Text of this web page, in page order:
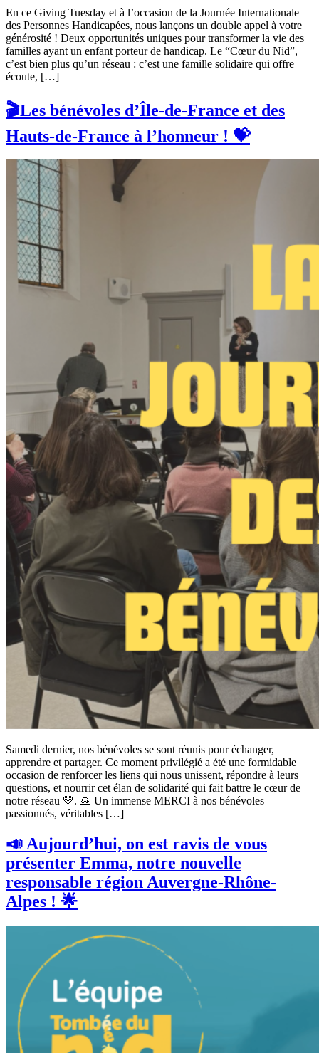
En ce Giving Tuesday et à l’occasion de la Journée Internationale
des Personnes Handicapées, nous lançons un double appel à votre
générosité ! Deux opportunités uniques pour transformer la vie des
familles ayant un enfant porteur de handicap. Le “Cœur du Nid”,
c’est bien plus qu’un réseau : c’est une famille solidaire qui offre
écoute, […]
🎬Les bénévoles d’Île-de-France et des
Hauts-de-France à l’honneur ! 💝
Samedi dernier, nos bénévoles se sont réunis pour échanger,
apprendre et partager. Ce moment privilégié a été une formidable
occasion de renforcer les liens qui nous unissent, répondre à leurs
questions, et nourrir cet élan de solidarité qui fait battre le cœur de
notre réseau 💛. 🙏 Un immense MERCI à nos bénévoles
passionnés, véritables […]
📣 Aujourd’hui, on est ravis de vous
présenter Emma, notre nouvelle
responsable région Auvergne-Rhône-
Alpes ! 🌟